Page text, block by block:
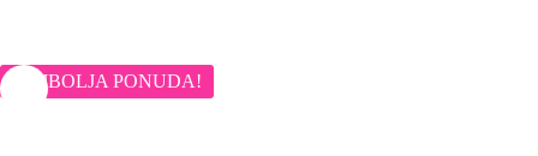
NAJBOLJA PONUDA!